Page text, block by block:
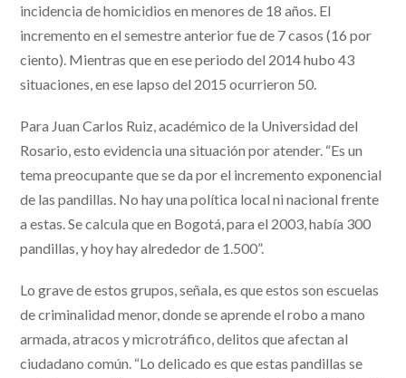
incidencia de homicidios en menores de 18 años. El
incremento en el semestre anterior fue de 7 casos (16 por
ciento). Mientras que en ese periodo del 2014 hubo 43
situaciones, en ese lapso del 2015 ocurrieron 50.
Para Juan Carlos Ruiz, académico de la Universidad del
Rosario, esto evidencia una situación por atender. “Es un
tema preocupante que se da por el incremento exponencial
de las pandillas. No hay una política local ni nacional frente
a estas. Se calcula que en Bogotá, para el 2003, había 300
pandillas, y hoy hay alrededor de 1.500”.
Lo grave de estos grupos, señala, es que estos son escuelas
de criminalidad menor, donde se aprende el robo a mano
armada, atracos y microtráfico, delitos que afectan al
ciudadano común. “Lo delicado es que estas pandillas se